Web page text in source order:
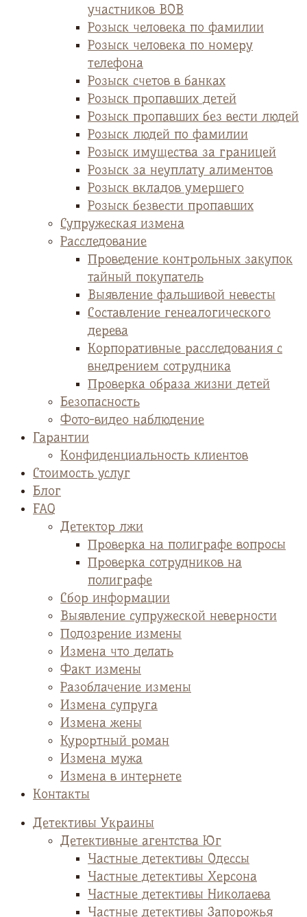
участников ВОВ
Розыск человека по фамилии
Розыск человека по номеру
телефона
Розыск счетов в банках
Розыск пропавших детей
Розыск пропавших без вести людей
Розыск людей по фамилии
Розыск имущества за границей
Розыск за неуплату алиментов
Розыск вкладов умершего
Розыск безвести пропавших
Супружеская измена
Расследование
Проведение контрольных закупок
тайный покупатель
Выявление фальшивой невесты
Cоставление генеалогического
дерева
Корпоративные расследования с
внедрением сотрудника
Проверка образа жизни детей
Безопасность
Фото-видео наблюдение
Гарантии
Конфиденциальность клиентов
Стоимость услуг
Блог
FAQ
Детектор лжи
Проверка на полиграфе вопросы
Проверка сотрудников на
полиграфе
Сбор информации
Выявление супружеской неверности
Подозрение измены
Измена что делать
Факт измены
Разоблачение измены
Измена супруга
Измена жены
Курортный роман
Измена мужа
Измена в интернете
Контакты
Детективы Украины
Детективные агентства Юг
Частные детективы Одессы
Частные детективы Херсона
Частные детективы Николаева
Частные детективы Запорожья